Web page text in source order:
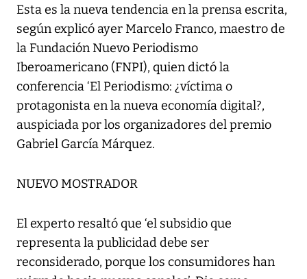
Esta es la nueva tendencia en la prensa escrita,
según explicó ayer Marcelo Franco, maestro de
la Fundación Nuevo Periodismo
Iberoamericano (FNPI), quien dictó la
conferencia ‘El Periodismo: ¿víctima o
protagonista en la nueva economía digital?,
auspiciada por los organizadores del premio
Gabriel García Márquez.
NUEVO MOSTRADOR
El experto resaltó que ‘el subsidio que
representa la publicidad debe ser
reconsiderado, porque los consumidores han